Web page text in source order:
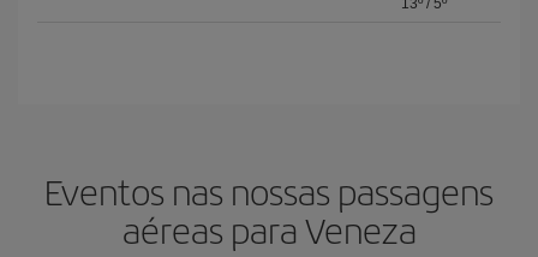
13º/ 5º
Eventos nas nossas passagens
aéreas para Veneza